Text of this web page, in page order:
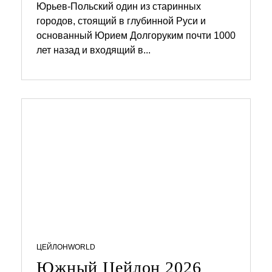
Юрьев-Польский один из старинных
городов, стоящий в глубинной Руси и
основанный Юрием Долгоруким почти 1000
лет назад и входящий в...
0
.
0
2
2
ЦЕЙЛОНWORLD
Южный Цейлон 2026